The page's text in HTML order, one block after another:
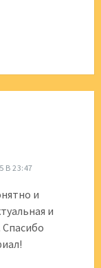
В 23:47
и
и